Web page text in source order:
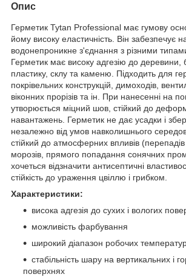
Опис
Герметик Tytan Professional має гумову
йому високу еластичність. Він забезпечує
водонепроникне з'єднання з різними
Герметик має високу адгезію до деревини,
пластику, склу та каменю. Підходить для
покрівельних конструкцій, димоходів,
віконних прорізів та ін. При нанесенні на
утворюється міцний шов, стійкий до
навантажень. Герметик не дає усадки і
незалежно від умов навколишнього
стійкий до атмосферних впливів
морозів, прямого попадання сонячних
хочеться відзначити антисептичні
стійкість до ураження цвіллю і грибком.
Характеристики:
висока адгезія до сухих і вологих
можливість фарбування
широкий діапазон робочих
стабільність шару на вертикальних і
поверхнях